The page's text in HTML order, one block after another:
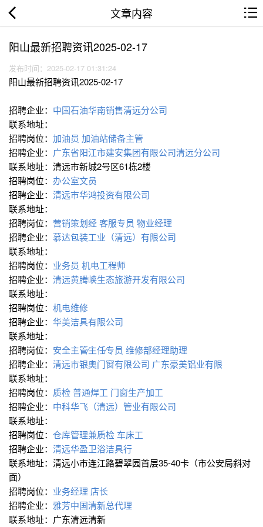
文章内容
阳山最新招聘资讯2025-02-17
发布时间：2025-02-17 01:31:24
阳山最新招聘资讯2025-02-17
招聘企业： 中国石油华南销售清远分公司
联系地址：
招聘岗位： 加油员 加油站储备主管
招聘企业： 广东省阳江市建安集团有限公司清远分公司
联系地址：清远市新城2号区61栋2楼
招聘岗位： 办公室文员
招聘企业： 清远市华鸿投资有限公司
联系地址：
招聘岗位： 营销策划经客服专员 物业经理
招聘企业： 慕达包装工业（清远）有限公司
联系地址：
招聘岗位： 业务员 机电工程师
招聘企业： 清远黄腾峡生态旅游开发有限公司
联系地址：
招聘岗位： 机电维修
招聘企业： 华美洁具有限公司
联系地址：
招聘岗位： 安全主管∕主任∕专员 维修部经理助理
招聘企业： 清远市银奥门窗有限公司 广东豪美铝业有限
联系地址：
招聘岗位： 质检普通焊工 门窗生产加工
招聘企业： 中科华飞（清远）管业有限公司
联系地址：
招聘岗位： 仓库管理兼质检 车床工
招聘企业： 清远华盈卫浴洁具行
联系地址：清远小市连江路碧翠园首层35-40卡（市公安局斜对
面）
招聘岗位： 业务经理 店长
招聘企业： 雅芳中国清新总代理
联系地址：广东清远清新